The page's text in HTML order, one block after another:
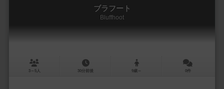
ブラフート
Bluffhoot
3～5人 30分前後 9歳～ 0件